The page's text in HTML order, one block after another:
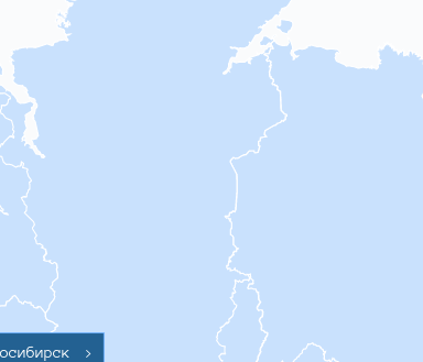
>